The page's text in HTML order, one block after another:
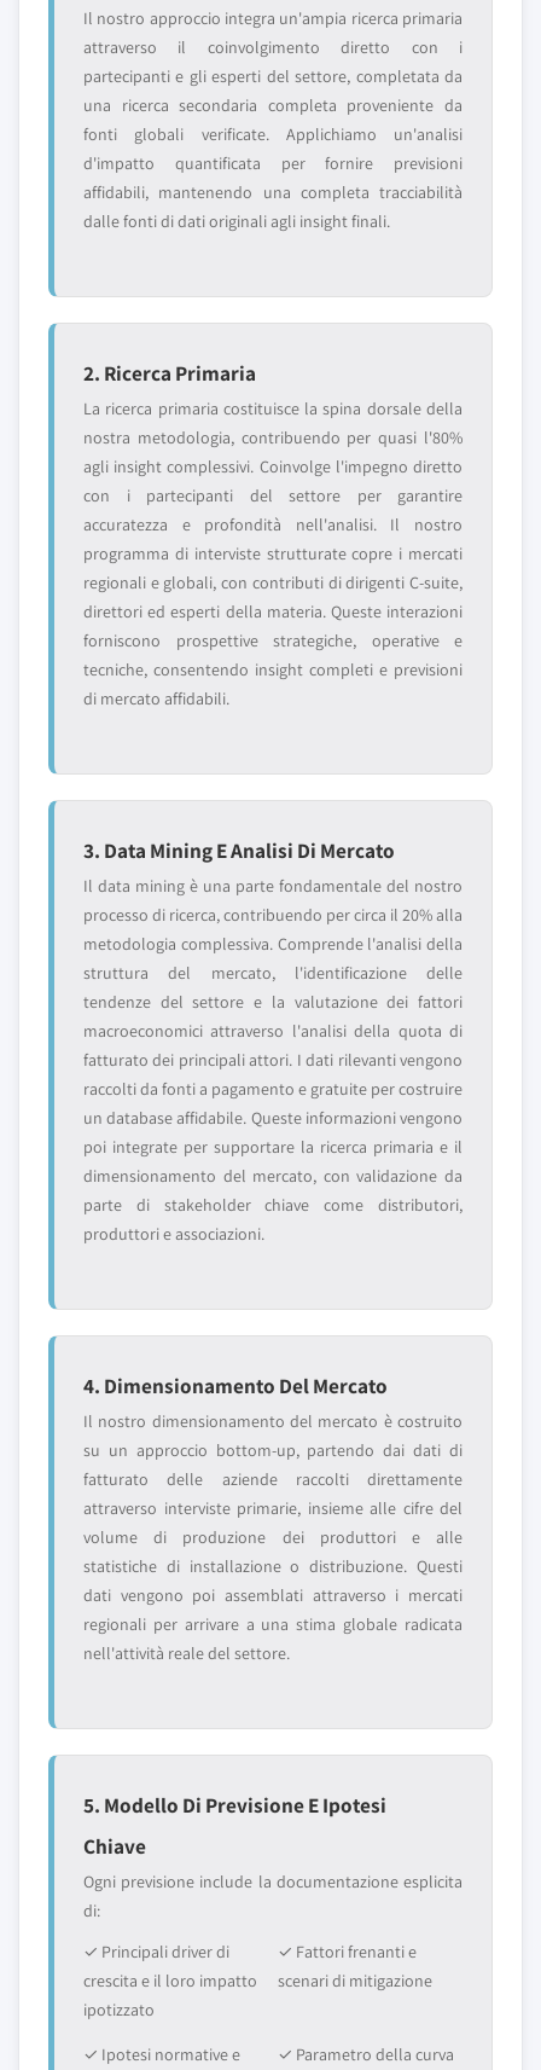
Il nostro approccio integra un'ampia ricerca primaria
attraverso il coinvolgimento diretto con i
partecipanti e gli esperti del settore, completata da
una ricerca secondaria completa proveniente da
fonti globali verificate. Applichiamo un'analisi
d'impatto quantificata per fornire previsioni
affidabili, mantenendo una completa tracciabilità
dalle fonti di dati originali agli insight finali.
2. Ricerca Primaria
La ricerca primaria costituisce la spina dorsale della
nostra metodologia, contribuendo per quasi l'80%
agli insight complessivi. Coinvolge l'impegno diretto
con i partecipanti del settore per garantire
accuratezza e profondità nell'analisi. Il nostro
programma di interviste strutturate copre i mercati
regionali e globali, con contributi di dirigenti C-suite,
direttori ed esperti della materia. Queste interazioni
forniscono prospettive strategiche, operative e
tecniche, consentendo insight completi e previsioni
di mercato affidabili.
3. Data Mining E Analisi Di Mercato
Il data mining è una parte fondamentale del nostro
processo di ricerca, contribuendo per circa il 20% alla
metodologia complessiva. Comprende l'analisi della
struttura del mercato, l'identificazione delle
tendenze del settore e la valutazione dei fattori
macroeconomici attraverso l'analisi della quota di
fatturato dei principali attori. I dati rilevanti vengono
raccolti da fonti a pagamento e gratuite per costruire
un database affidabile. Queste informazioni vengono
poi integrate per supportare la ricerca primaria e il
dimensionamento del mercato, con validazione da
parte di stakeholder chiave come distributori,
produttori e associazioni.
4. Dimensionamento Del Mercato
Il nostro dimensionamento del mercato è costruito
su un approccio bottom-up, partendo dai dati di
fatturato delle aziende raccolti direttamente
attraverso interviste primarie, insieme alle cifre del
volume di produzione dei produttori e alle
statistiche di installazione o distribuzione. Questi
dati vengono poi assemblati attraverso i mercati
regionali per arrivare a una stima globale radicata
nell'attività reale del settore.
5. Modello Di Previsione E Ipotesi
Chiave
Ogni previsione include la documentazione esplicita
di:
✓ Principali driver di
crescita e il loro impatto
ipotizzato
✓ Fattori frenanti e
scenari di mitigazione
✓ Ipotesi normative e ✓ Parametro della curva